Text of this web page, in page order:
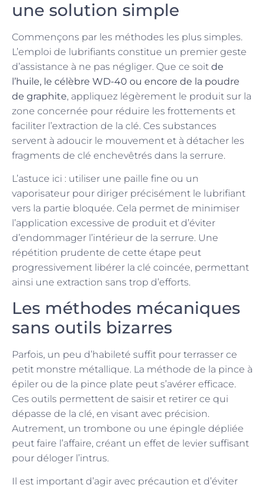
une solution simple
Commençons par les méthodes les plus simples.
L’emploi de lubrifiants constitue un premier geste
d’assistance à ne pas négliger. Que ce soit de
l’huile, le célèbre WD-40 ou encore de la poudre
de graphite, appliquez légèrement le produit sur la
zone concernée pour réduire les frottements et
faciliter l’extraction de la clé. Ces substances
servent à adoucir le mouvement et à détacher les
fragments de clé enchevêtrés dans la serrure.
L’astuce ici : utiliser une paille fine ou un
vaporisateur pour diriger précisément le lubrifiant
vers la partie bloquée. Cela permet de minimiser
l’application excessive de produit et d’éviter
d’endommager l’intérieur de la serrure. Une
répétition prudente de cette étape peut
progressivement libérer la clé coincée, permettant
ainsi une extraction sans trop d’efforts.
Les méthodes mécaniques
sans outils bizarres
Parfois, un peu d’habileté suffit pour terrasser ce
petit monstre métallique. La méthode de la pince à
épiler ou de la pince plate peut s’avérer efficace.
Ces outils permettent de saisir et retirer ce qui
dépasse de la clé, en visant avec précision.
Autrement, un trombone ou une épingle dépliée
peut faire l’affaire, créant un effet de levier suffisant
pour déloger l’intrus.
Il est important d’agir avec précaution et d’éviter